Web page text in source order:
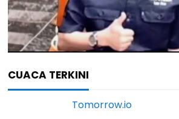
CUACA TERKINI